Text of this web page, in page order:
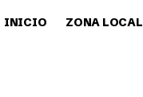
INICIO ZONA LOCAL